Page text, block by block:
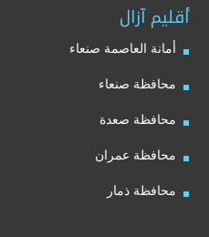
أقليم آزال
أمانة العاصمة صنعاء
محافظة صنعاء
محافظة صعدة
محافظة عمران
محافظة ذمار